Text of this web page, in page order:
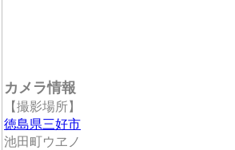
カメラ情報
【撮影場所】
徳島県三好市
池田町ウヱノ